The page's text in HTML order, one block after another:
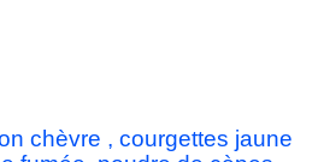
chèvre , courgettes jaune